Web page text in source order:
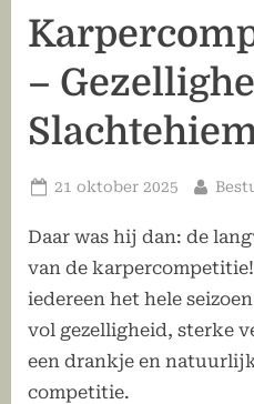
–
Geplaatst
21 oktober 2025 Door
Daar was hij dan: de
van de
iedereen het hele
vol gezelligheid, sterke
een drankje en
competitie.